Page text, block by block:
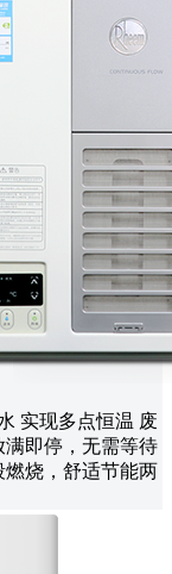
实现多点恒温 废
即停，无需等待
烧，舒适节能两